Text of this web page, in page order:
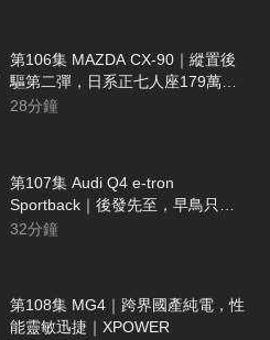
第106集 MAZDA CX-90｜縱置後
驅第二彈，日系正七人座179萬
起！｜33T AWD PREMIUM
28分鐘
第107集 Audi Q4 e-tron
Sportback｜後發先至，早鳥只到
六月底！｜55 quattro S line
32分鐘
第108集 MG4｜跨界國產純電，性
能靈敏迅捷｜XPOWER